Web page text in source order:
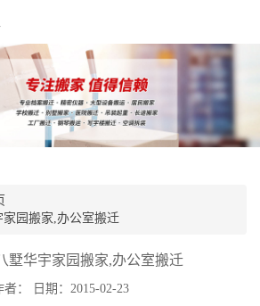
家园搬家,办公室搬迁
墅华宇家园搬家,办公室搬迁
者：
日期：2015-02-23